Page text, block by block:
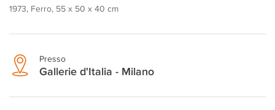
1973, Ferro, 55 x 50 x 40 cm
Presso
Gallerie d'Italia - Milano